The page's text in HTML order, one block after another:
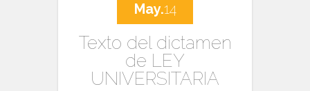
Texto del dictamen
de LEY
UNIVERSITARIA
May.14